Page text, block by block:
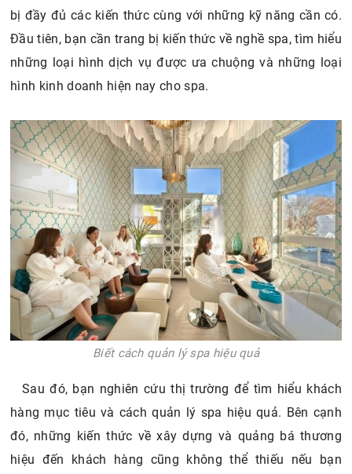
bị đầy đủ các kiến thức cùng với những kỹ năng cần có.
Đầu tiên, bạn cần trang bị kiến thức về nghề spa, tìm hiểu
những loại hình dịch vụ được ưa chuộng và những loại
hình kinh doanh hiện nay cho spa.
Biết cách quản lý spa hiệu quả
Sau đó, bạn nghiên cứu thị trường để tìm hiểu khách
hàng mục tiêu và cách quản lý spa hiệu quả. Bên cạnh
đó, những kiến thức về xây dựng và quảng bá thương
hiệu đến khách hàng cũng không thể thiếu nếu bạn